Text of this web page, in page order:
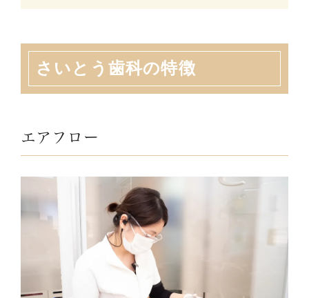
さいとう歯科の特徴
エアフロー